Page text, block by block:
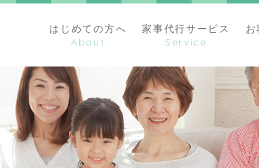
はじめての方へ 家事代行サービス